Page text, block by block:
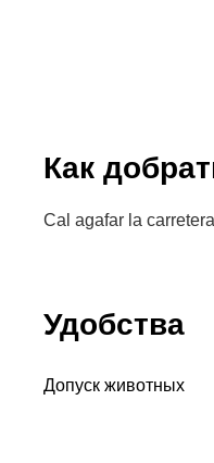
Как
Cal agafar la
Удобства
Допуск животных